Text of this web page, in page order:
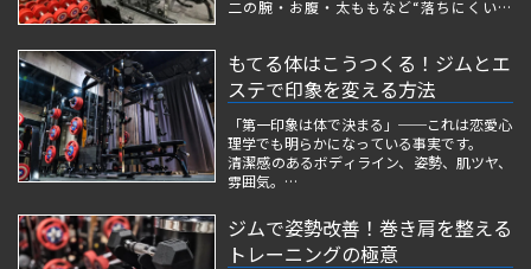
二の腕・お腹・太ももなど“落ちにくい脂
く解説します。
そして、ジム・エステ・セルフケアの違い、
脂肪細胞の特性、効率良く...
もてる体はこうつくる！ジムとエ
ステで印象を変える方法
「第一印象は体で決まる」──これは恋愛心
理学でも明らかになっている事実です。
清潔感のあるボディライン、姿勢、肌ツヤ、
雰囲気。
あり、ジムとエステを組み合わせることで最
速で変えることができます。
ジムで姿勢改善！巻き肩を整える
トレーニングの極意